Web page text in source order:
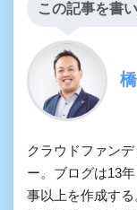
この記事を書
クラウドファン
ー。ブログは13
事以上を作成す